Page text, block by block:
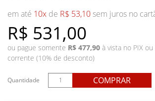
R$ 531,00
em até 10x de R$ 53,10 sem juros no
ou pague somente R$ 477,90 à vista no PIX
corrente (10% de desconto)
Quantidade COMPRAR